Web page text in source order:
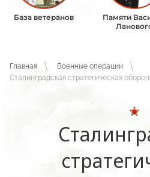
База ветеранов
Памяти
Главная
Военные операции
Сталинградская стратегическая